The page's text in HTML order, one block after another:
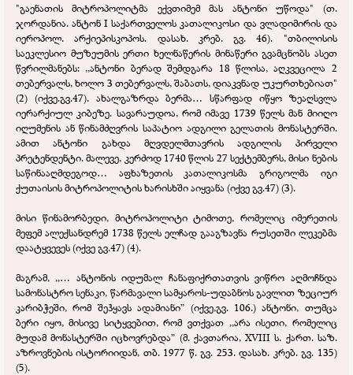
"გაენათის მიტროპოლიტმა ექვთიმემ მას ანტონი უწოდა" (თ.
ჯორდანია. ანტონ I საქართველოს კათალიკოსი და ვლადიმირის და
იეროპოლ. არქიეპისკოპოს. დასახ. კრებ. გვ. 46). "თბილისის
საეკლესიო მუზეუმის ერთი ხელნაწერის მინაწერი გვამცნობს ასეთ
წვრილმანებს: ,,ანტონი ბერად შემდგარა 18 წლისა, აღკვეცილა 2
თებერვალს, ხოლო 3 თებერვალს, შაბათს, დიაკვნად უკურთხებიათ"
(2) (იქვე.გვ.47). ახალგაზრდა ბერმა… სწარფად იწყო ზეაღსვლა
იერარქიულ კიბეზე. სავარაუდოა, რომ იმავე 1739 წელს მან მიიღო
იღუმენის ან წინამძღვრის საპატიო ადგილი გელათის მონასტერში.
ამით ანტონი გახდა მღვდელმთავრის ადგილის პირველი
პრეტენდენტი. მალევე, კერძოდ 1740 წლის 27 სექტემბერს, მისი ნების
საწინააღმდეგოდ… აფხაზეთის კათალიკოსმა გრიგოლმა იგი
ქუთაისის მიტროპოლიტის ხარისხში აიყვანა (იქვე გვ.47) (3).
მისი წინამორბედი, მიტროპოლიტი ტიმოთე, რომელიც იმერეთის
მეფემ ალექსანდრემ 1738 წელს ელჩად გააგზავნა რუსეთში ლეკებმა
დაატყვევეს (იქვე გვ.47) (4).
მაგრამ, ,,… ანტონის იდუმალ ჩანაფიქრთათვის ვიწრო აღმოჩნდა
სამონასტრო სენაკი, წარმავალი სამყაროს-უდაბნოს გავლით ზეციურ
კარიბჭეში, რომ შეჰყავს ადამიანი” (იქვე,გვ. 106.) ანტონი, თუმცა
ბერი იყო, მისივე სიტყვებით, რომ ვთქვათ ,,არა ისეთი, რომელიც
მუდამ მონასტერში იცხოვრებდა” (მ. ქავთარია, XVIII ს. ქართ. საზ.
აზროვნების ისტორიიდან, თბ. 1977 წ. გვ. 253. დასახ. კრებ. გვ. 135)
(5).